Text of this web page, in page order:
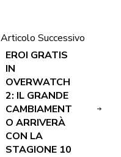
Articolo Successivo
EROI GRATIS
IN
OVERWATCH
2: IL GRANDE
CAMBIAMENT
O ARRIVERÀ
CON LA
STAGIONE 10